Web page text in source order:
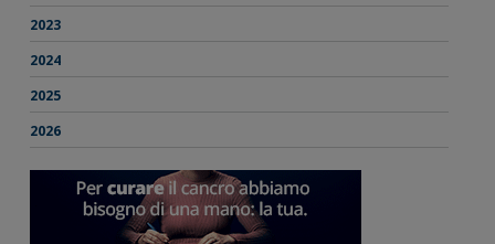
2023
2024
2025
2026